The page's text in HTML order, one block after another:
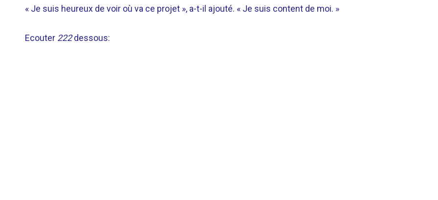
« Je suis heureux de voir où va ce projet », a-t-il ajouté. « Je suis content de moi. »
Ecouter 222dessous: